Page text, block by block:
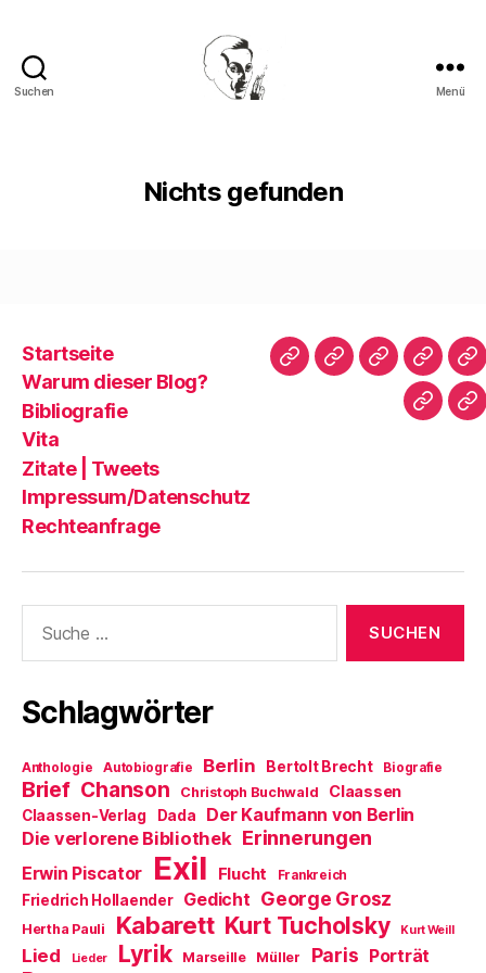
Suchen Menü
Nichts gefunden
Startseite
Warum dieser Blog?
Bibliografie
Vita
Zitate | Tweets
Impressum/Datenschutz
Rechteanfrage
Startseite
WarumBibliografie
Vita
|
nach:
Schlagwörter
Anthologie Autobiografie Berlin Bertolt Brecht Biografie
Brief Chanson Christoph Buchwald Claassen
Claassen-Verlag Dada Der Kaufmann von Berlin
Die verlorene Bibliothek Erinnerungen
Erwin Piscator Exil Flucht Frankreich
Friedrich Hollaender Gedicht George Grosz
Hertha Pauli Kabarett Kurt Tucholsky Kurt Weill
Lied Lieder Lyrik Marseille Müller Paris Porträt